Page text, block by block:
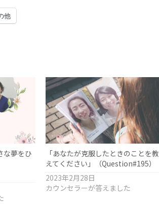
他
な夢をひ
「あなたが克服したときのことを教
えてください」（Question#195）
2023年2月28日
カウンセラーが答えました